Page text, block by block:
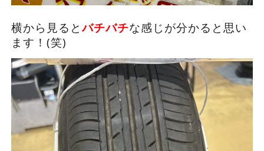
横から見るとバチバチな感じが分かると思い
ます！(笑)